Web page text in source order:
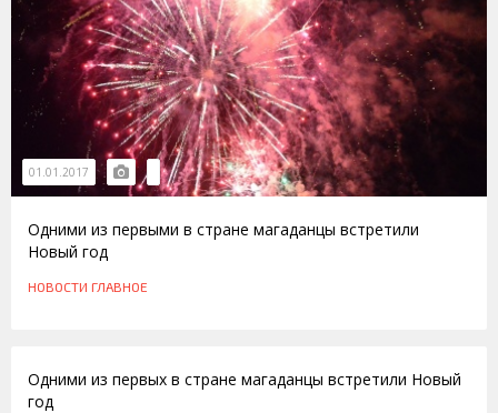
01.01.2017
Одними из первыми в стране магаданцы встретили
Новый год
НОВОСТИ ГЛАВНОЕ
Одними из первых в стране магаданцы встретили Новый
год